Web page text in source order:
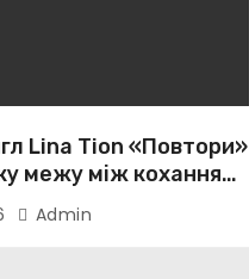
Lina Tion «Повтори»
межу між коханням,
та нав’язливою
Admin